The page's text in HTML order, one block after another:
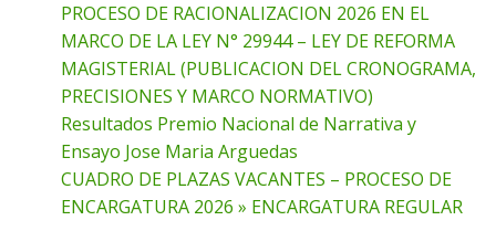
PROCESO DE RACIONALIZACION 2026 EN EL
MARCO DE LA LEY N° 29944 – LEY DE REFORMA
MAGISTERIAL (PUBLICACION DEL CRONOGRAMA,
PRECISIONES Y MARCO NORMATIVO)
Resultados Premio Nacional de Narrativa y
Ensayo Jose Maria Arguedas
CUADRO DE PLAZAS VACANTES – PROCESO DE
ENCARGATURA 2026 » ENCARGATURA REGULAR